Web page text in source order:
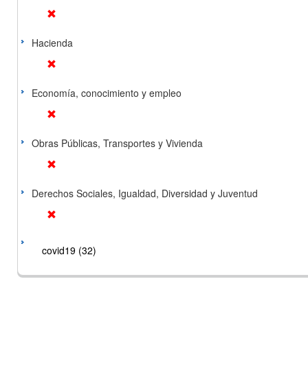
Hacienda
Economía, conocimiento y empleo
Obras Públicas, Transportes y Vivienda
Derechos Sociales, Igualdad, Diversidad y Juventud
covid19 (32)